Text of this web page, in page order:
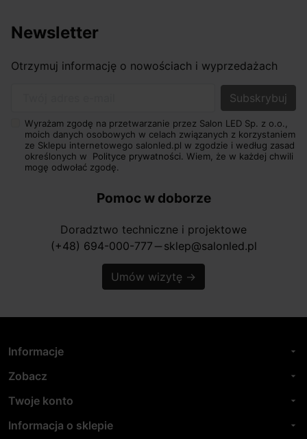
Newsletter
Otrzymuj informację o nowościach i wyprzedażach
Wyrażam zgodę na przetwarzanie przez Salon LED Sp. z o.o.,
moich danych osobowych w celach związanych z korzystaniem
ze Sklepu internetowego salonled.pl w zgodzie i według zasad
określonych w Polityce prywatności. Wiem, że w każdej chwili
mogę odwołać zgodę.
Pomoc w doborze
Doradztwo techniczne i projektowe
(+48) 694-000-777 horizontal_rule sklep@salonled.pl
Umów wizytę →
Informacje arrow_drop_down
Zobacz arrow_drop_down
Twoje konto arrow_drop_down
Informacja o sklepie arrow_drop_down